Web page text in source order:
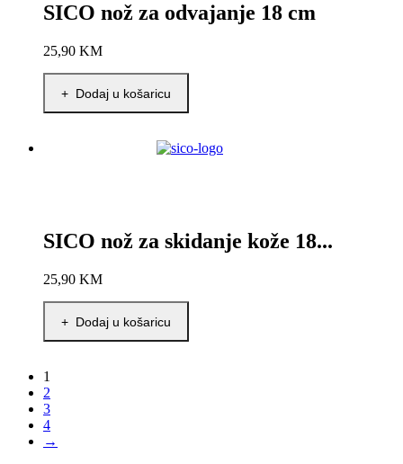
SICO nož za odvajanje 18 cm
25,90 KM
+ Dodaj u košaricu
SICO nož za skidanje kože 18...
25,90 KM
+ Dodaj u košaricu
1
2
3
4
→